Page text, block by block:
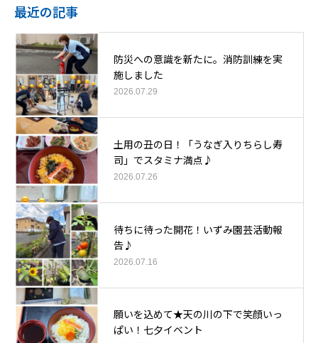
最近の記事
防災への意識を新たに。消防訓練を実
施しました
2026.07.29
土用の丑の日！「うなぎ入りちらし寿
司」でスタミナ満点♪
2026.07.26
待ちに待った開花！いずみ園芸活動報
告♪
2026.07.16
願いを込めて★天の川の下で笑顔いっ
ぱい！七夕イベント